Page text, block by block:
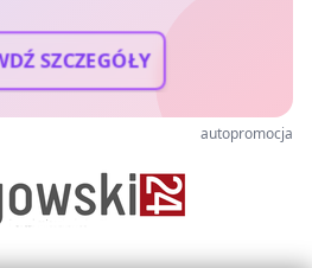
SZCZEGÓŁY
autopromocja